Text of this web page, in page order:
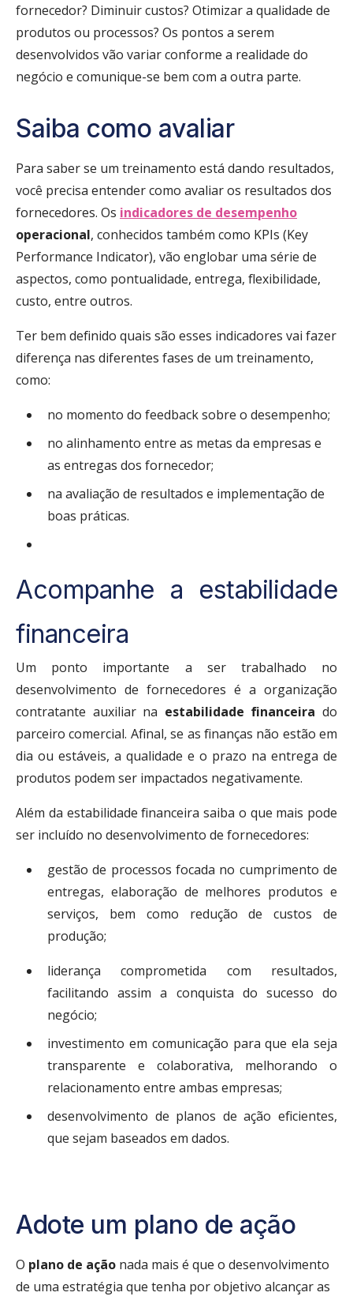
fornecedor? Diminuir custos? Otimizar a qualidade de
produtos ou processos? Os pontos a serem
desenvolvidos vão variar conforme a realidade do
negócio e comunique-se bem com a outra parte.
Saiba como avaliar
Para saber se um treinamento está dando resultados,
você precisa entender como avaliar os resultados dos
fornecedores. Os indicadores de desempenho
operacional, conhecidos também como KPIs (Key
Performance Indicator), vão englobar uma série de
aspectos, como pontualidade, entrega, flexibilidade,
custo, entre outros.
Ter bem definido quais são esses indicadores vai fazer
diferença nas diferentes fases de um treinamento,
como:
no momento do feedback sobre o desempenho;
no alinhamento entre as metas da empresas e
as entregas dos fornecedor;
na avaliação de resultados e implementação de
boas práticas.
Acompanhe a estabilidade
financeira
Um ponto importante a ser trabalhado no
desenvolvimento de fornecedores é a organização
contratante auxiliar na estabilidade financeira do
parceiro comercial. Afinal, se as finanças não estão em
dia ou estáveis, a qualidade e o prazo na entrega de
produtos podem ser impactados negativamente.
Além da estabilidade financeira saiba o que mais pode
ser incluído no desenvolvimento de fornecedores:
gestão de processos focada no cumprimento de
entregas, elaboração de melhores produtos e
serviços, bem como redução de custos de
produção;
liderança comprometida com resultados,
facilitando assim a conquista do sucesso do
negócio;
investimento em comunicação para que ela seja
transparente e colaborativa, melhorando o
relacionamento entre ambas empresas;
desenvolvimento de planos de ação eficientes,
que sejam baseados em dados.
Adote um plano de ação
O plano de ação nada mais é que o desenvolvimento
de uma estratégia que tenha por objetivo alcançar as